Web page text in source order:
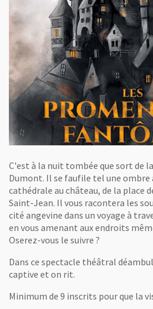
C'est à la nuit tombée que sort de
Dumont. Il se faufile tel une ombre
cathédrale au château, de la place
Saint-Jean. Il vous racontera les
cité angevine dans un voyage à
en vous amenant aux endroits
Oserez-vous le suivre ?
Dans ce spectacle théâtral
captive et on rit.
Minimum de 9 inscrits pour que la